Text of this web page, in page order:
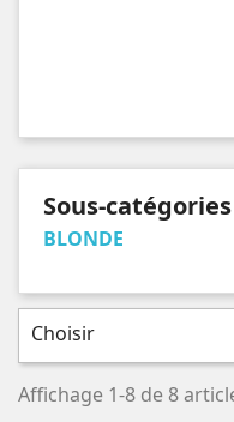
Sous-catégories
BLONDE
Choisir
Affichage 1-8 de 8